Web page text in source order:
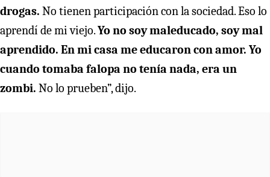
drogas. No tienen participación con la sociedad. Eso lo
aprendí de mi viejo.Yo no soy maleducado, soy mal
aprendido. En mi casa me educaron con amor. Yo
cuando tomaba falopa no tenía nada, era un
zombi. No lo prueben”, dijo.